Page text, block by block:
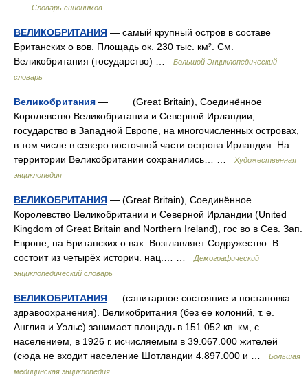
Словарь синонимов
ВЕЛИКОБРИТАНИЯ — самый крупный остров в составе
Британских о вов. Площадь ок. 230 тыс. км². См.
Великобритания (государство) …
Большой Энциклопедический
словарь
Великобритания — (Great Britain), Соединённое
Королевство Великобритании и Северной Ирландии,
государство в Западной Европе, на многочисленных островах,
в том числе в северо восточной части острова Ирландия. На
территории Великобритании сохранились… …
Художественная
энциклопедия
ВЕЛИКОБРИТАНИЯ — (Great Britain), Соединённое
Королевство Великобритании и Северной Ирландии (United
Kingdom of Great Britain and Northern Ireland), гос во в Сев. Зап.
Европе, на Британских о вах. Возглавляет Содружество. В.
состоит из четырёх историч. нац.… …
Демографический
энциклопедический словарь
ВЕЛИКОБРИТАНИЯ — (санитарное состояние и постановка
здравоохранения). Великобритания (без ее колоний, т. е.
Англия и Уэльс) занимает площадь в 151.052 кв. км, с
населением, в 1926 г. исчисляемым в 39.067.000 жителей
(сюда не входит население Шотландии 4.897.000 и …
Большая
медицинская энциклопедия